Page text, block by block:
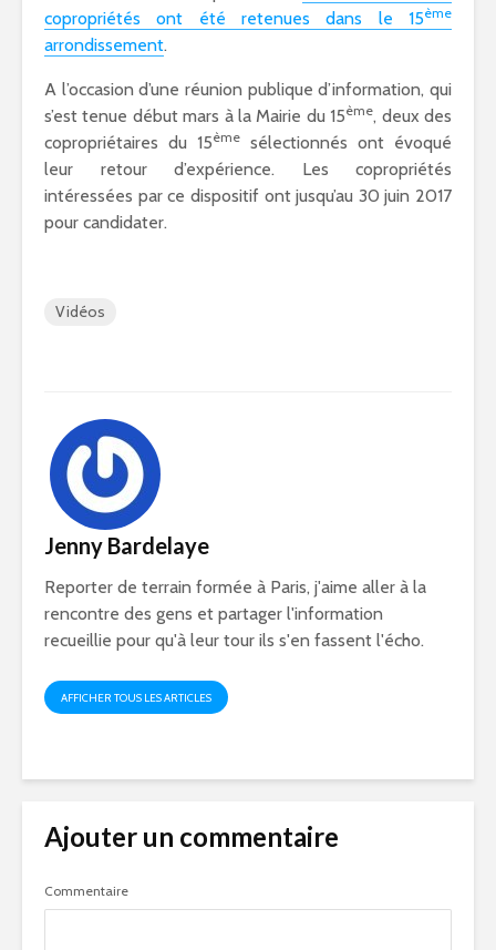
copropriétés ont été retenues dans le 15ème
arrondissement.
A l’occasion d’une réunion publique d’information, qui
s’est tenue début mars à la Mairie du 15ème, deux des
copropriétaires du 15ème sélectionnés ont évoqué
leur retour d’expérience. Les copropriétés
intéressées par ce dispositif ont jusqu’au 30 juin 2017
pour candidater.
Vidéos
Jenny Bardelaye
Reporter de terrain formée à Paris, j'aime aller à la
rencontre des gens et partager l'information
recueillie pour qu'à leur tour ils s'en fassent l'écho.
AFFICHER TOUS LES ARTICLES
Ajouter un commentaire
Commentaire